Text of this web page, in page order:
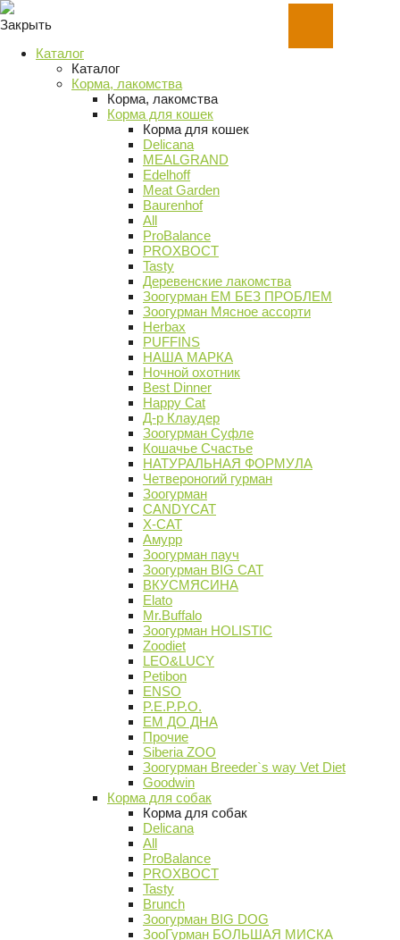
Закрыть
Каталог
Каталог
Корма, лакомства
Корма, лакомства
Корма для кошек
Корма для кошек
Delicana
MEALGRAND
Edelhoff
Meat Garden
Baurenhof
All
ProBalance
PROХВОСТ
Tasty
Деревенские лакомства
Зоогурман ЕМ БЕЗ ПРОБЛЕМ
Зоогурман Мясное ассорти
Herbax
PUFFINS
НАША МАРКА
Ночной охотник
Best Dinner
Happy Cat
Д-р Клаудер
Зоогурман Суфле
Кошачье Счастье
НАТУРАЛЬНАЯ ФОРМУЛА
Четвероногий гурман
Зоогурман
CANDYCAT
X-CAT
Амурр
Зоогурман пауч
Зоогурман BIG CAT
ВКУСМЯСИНА
Elato
Mr.Buffalo
Зоогурман HOLISTIC
Zoodiet
LEO&LUCY
Petibon
ENSO
P.E.P.P.O.
ЕМ ДО ДНА
Прочие
Siberia ZOO
Зоогурман Breeder`s way Vet Diet
Goodwin
Корма для собак
Корма для собак
Delicana
All
ProBalance
PROХВОСТ
Tasty
Brunch
Зоогурман BIG DOG
ЗооГурман БОЛЬШАЯ МИСКА